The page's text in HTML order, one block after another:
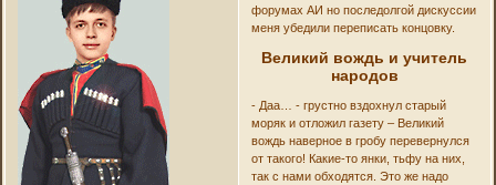
форумах АИ но последолгой дискуссии
меня убедили переписать концовку.
Великий вождь и учитель
народов
- Даа… - грустно вздохнул старый
моряк и отложил газету – Великий
вождь наверное в гробу перевернулся
от такого! Какие-то янки, тьфу на них,
так с нами обходятся. Это же надо